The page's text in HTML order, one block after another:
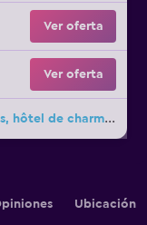
Ver oferta
Ver oferta
9 ofertas más de Les Jardins de Bormes, hôtel de charme et détente, espace bien-être avec sauna & jacuzzi
Ubicación